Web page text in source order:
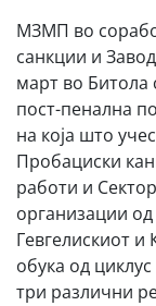
МЗМП во
санкции и
март во Битола
пост-пенална
на која што
Пробациски
работи и
организации
Гевгелискиот
обука од
три различни